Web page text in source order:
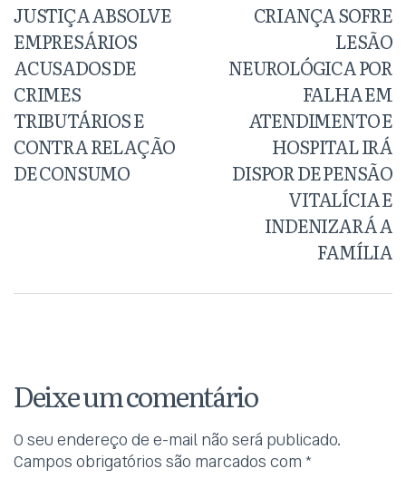
JUSTIÇA ABSOLVE
EMPRESÁRIOS
ACUSADOS DE
CRIMES
TRIBUTÁRIOS E
CONTRA RELAÇÃO
DE CONSUMO
CRIANÇA SOFRE
LESÃO
NEUROLÓGICA POR
FALHA EM
ATENDIMENTO E
HOSPITAL IRÁ
DISPOR DE PENSÃO
VITALÍCIA E
INDENIZARÁ A
FAMÍLIA
Deixe um comentário
O seu endereço de e-mail não será publicado.
Campos obrigatórios são marcados com *